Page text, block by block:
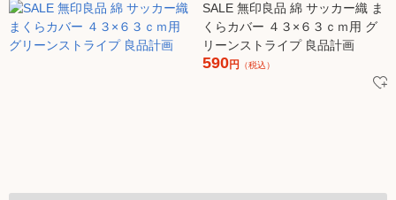
SALE 無印良品 綿 サッカー織 ま
くらカバー ４３×６３ｃｍ用 グ
リーンストライプ 良品計画
590円 （税込）